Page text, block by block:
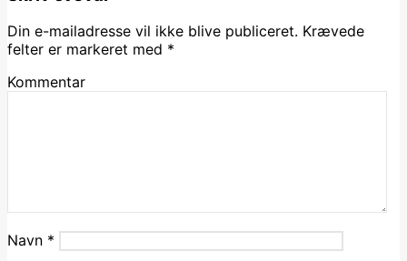
Din e-mailadresse vil ikke blive publiceret. Krævede
felter er markeret med *
Kommentar
Navn *